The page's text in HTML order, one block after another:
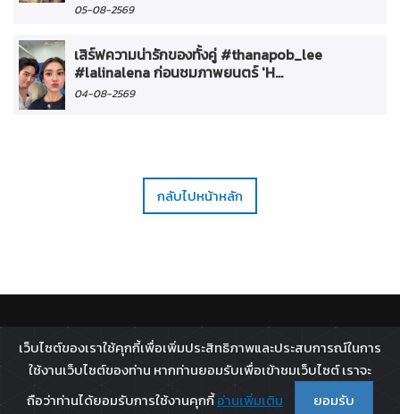
05-08-2569
เสิร์ฟความน่ารักของทั้งคู่ #thanapob_lee
#lalinalena ก่อนชมภาพยนตร์ 'H...
04-08-2569
กลับไปหน้าหลัก
All rights reserved - 2026 ©
Broadcast Thai Television
เว็บไซต์ของเราใช้คุกกี้เพื่อเพิ่มประสิทธิภาพและประสบการณ์ในการ
ใช้งานเว็บไซต์ของท่าน หากท่านยอมรับเพื่อเข้าชมเว็บไซต์ เราจะ
ถือว่าท่านได้ยอมรับการใช้งานคุกกี้อ่านเพิ่มเติม ยอมรับ